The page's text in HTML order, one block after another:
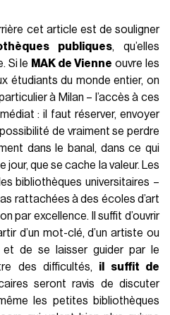
cet article est de souligner
publiques, qu’elles
Si le MAK de Vienne ouvre les
étudiants du monde entier, on
à Milan – l’accès à ces
: il faut réserver, envoyer
de vraiment se perdre
dans le banal, dans ce qui
jour, que se cache la valeur. Les
bibliothèques universitaires –
rattachées à des écoles d’art
par excellence. Il suffit d’ouvrir
d’un mot-clé, d’un artiste ou
et de se laisser guider par le
des difficultés, il suffit de
seront ravis de discuter
même les petites bibliothèques